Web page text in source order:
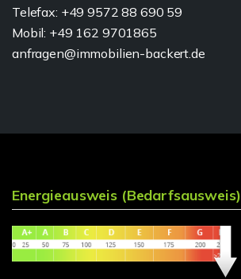
Telefax: +49 9572 88 690 59
Mobil: +49 162 9701865
anfragen@immobilien-backert.de
Energieausweis (Bedarfsausweis)